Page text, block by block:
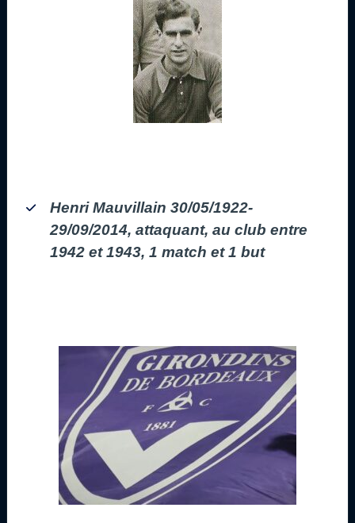
Henri Mauvillain 30/05/1922-
29/09/2014, attaquant, au club entre
1942 et 1943, 1 match et 1 but